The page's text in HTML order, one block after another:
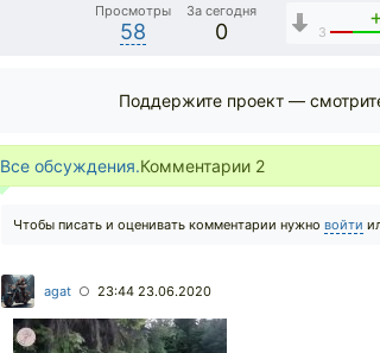
Просмотры
58
За сегодня
0 3
Поддержите проект —
Все обсуждения.Комментарии 2
Чтобы писать и оценивать комментарии нужно войти
agat ○ 23:44 23.06.2020